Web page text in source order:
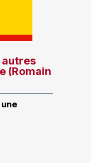
autres
(Romain